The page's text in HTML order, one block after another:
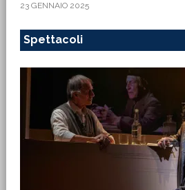
23 GENNAIO 2025
Spettacoli